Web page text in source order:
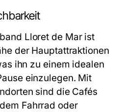
Lloret de Mar ist
der Hauptattraktionen
ihn zu einem idealen
einzulegen. Mit
sind die Cafés
Fahrrad oder